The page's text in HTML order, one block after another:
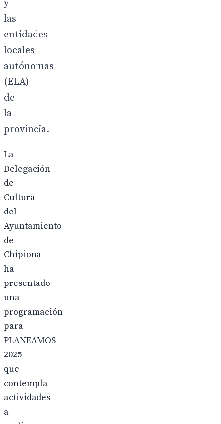
y
las
entidades
locales
autónomas
(ELA)
de
la
provincia.
La
Delegación
de
Cultura
del
Ayuntamiento
de
Chipiona
ha
presentado
una
programación
para
PLANEAMOS
2025
que
contempla
actividades
a